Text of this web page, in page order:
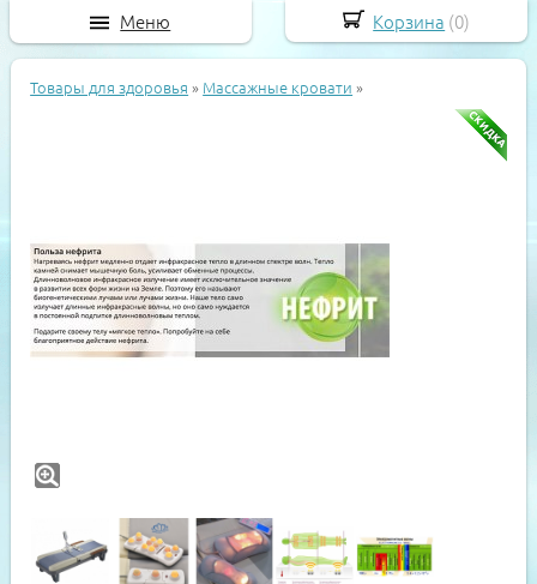
Товары для здоровья » Массажные кровати »
Корзина (0)
Меню